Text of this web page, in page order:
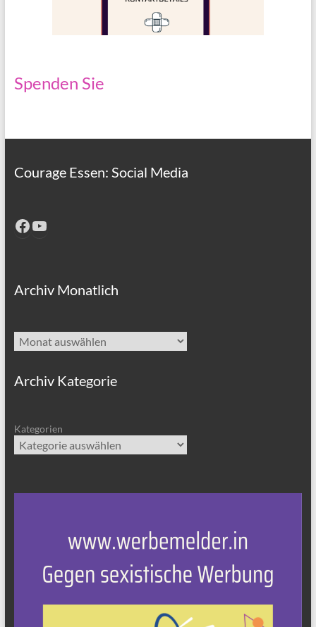
Spenden Sie
Courage Essen: Social Media
Facebook
YouTube
Archiv Monatlich
Archiv
Archiv Kategorie
Kategorien